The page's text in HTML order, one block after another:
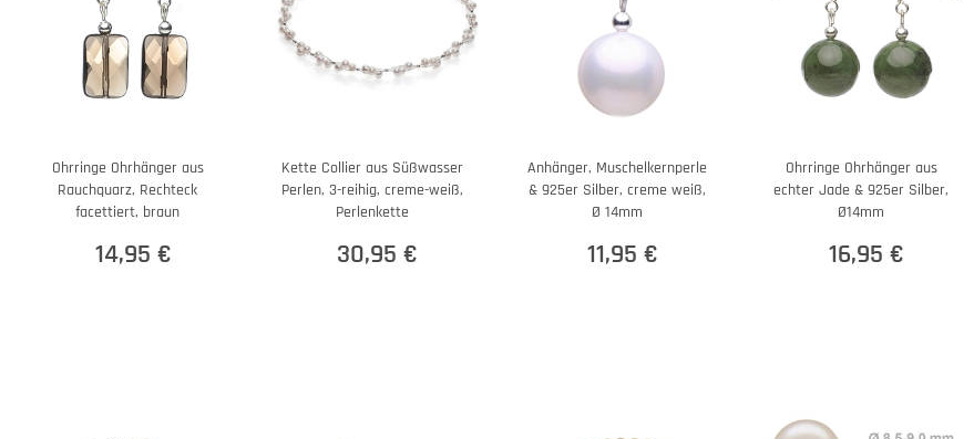
Ohrringe Ohrhänger aus
Rauchquarz, Rechteck
facettiert, braun
14,95 €
Kette Collier aus Süßwasser
Perlen, 3-reihig, creme-weiß,
Perlenkette
30,95 €
Anhänger, Muschelkernperle
& 925er Silber, creme weiß,
Ø 14mm
11,95 €
Ohrringe Ohrhänger aus
echter Jade & 925er Silber,
Ø14mm
16,95 €